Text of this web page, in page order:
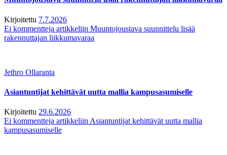
Kirjoitettu 7.7.2026
Ei kommentteja artikkeliin Muuntojoustava suunnittelu lisää
rakennuttajan liikkumavaraa
Jethro Ollaranta
Asiantuntijat kehittävät uutta mallia kampusasumiselle
Kirjoitettu 29.6.2026
Ei kommentteja artikkeliin Asiantuntijat kehittävät uutta mallia
kampusasumiselle